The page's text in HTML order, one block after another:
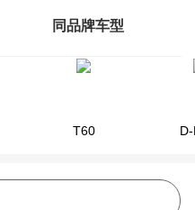
同品牌车型
T60
长城炮EV 风